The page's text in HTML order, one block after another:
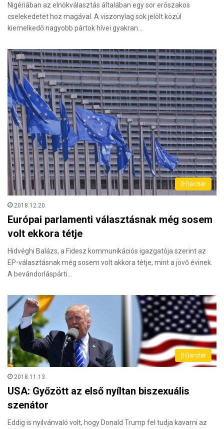
Nigériában az elnökválasztás általában egy sor erőszakos
cselekedetet hoz magával. A viszonylag sok jelölt közül
kiemelkedő nagyobb pártok hívei gyakran…
(H)arctér
2018.12.20.
Európai parlamenti választásnak még sosem
volt ekkora tétje
Hidvéghi Balázs, a Fidesz kommunikációs igazgatója szerint az
EP-választásnak még sosem volt akkora tétje, mint a jövő évinek.
A bevándorláspárti…
(H)arctér
2018.11.13.
USA: Győzött az első nyíltan biszexuális
szenátor
Eddig is nyilvánvaló volt, hogy Donald Trump fel tudja kavarni az